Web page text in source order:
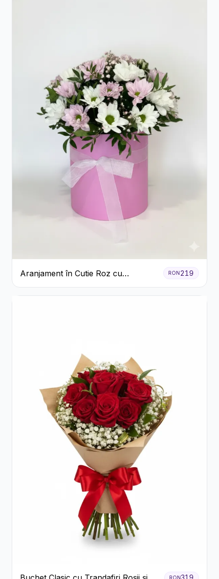
Aranjament în Cutie Roz cu
Crizanteme Albe și Lila
RON 219
RON319